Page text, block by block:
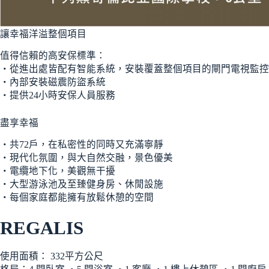
讓幸福洋溢整個項目
值得信賴的高安保標準：
‧從進出處皆配有智能系統，安裝覆蓋整個項目的閘門電視監
‧內部安裝磁震防盜系統
‧提供24小時安保人員服務
盡享幸福
‧共72戶，在私密性的同時又充滿寧靜
‧現代化氛圍，與大自然交融，景色優美
‧電纜地下化，美觀無干擾
‧大型游泳池及至臻健身房、休閒設施
‧每個家庭都能擁有放鬆休憩的空間
REGALIS
使用面積： 332平方公尺